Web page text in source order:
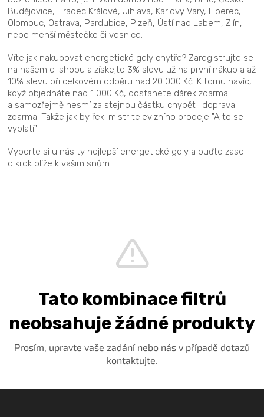
Budějovice, Hradec Králové, Jihlava, Karlovy Vary, Liberec,
Olomouc, Ostrava, Pardubice, Plzeň, Ústí nad Labem, Zlín,
nebo menší městečko či vesnice.
Víte jak nakupovat energetické gely chytře? Zaregistrujte se
na našem e-shopu a získejte 3% slevu už na první nákup a až
10% slevu při celkovém odběru nad 20 000 Kč. K tomu navíc,
když objednáte nad 1 000 Kč, dostanete dárek zdarma
a samozřejmě nesmí za stejnou částku chybět i doprava
zdarma. Takže jak by řekl mistr televizního prodeje "A to se
vyplatí".
Vyberte si u nás ty nejlepší energetické gely a buďte zase
o krok blíže k vašim snům.